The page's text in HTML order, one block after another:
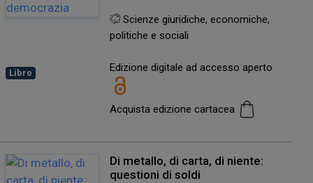
Libro
Scienze giuridiche, economiche,
politiche e sociali
Edizione digitale ad accesso aperto
Acquista edizione cartacea
Di metallo, di carta, di niente:
questioni di soldi